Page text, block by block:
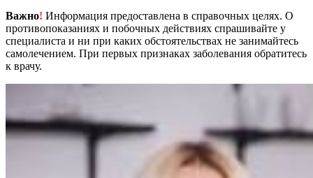
Важно! Информация предоставлена в справочных целях. О
противопоказаниях и побочных действиях спрашивайте у
специалиста и ни при каких обстоятельствах не занимайтесь
самолечением. При первых признаках заболевания обратитесь
к врачу.